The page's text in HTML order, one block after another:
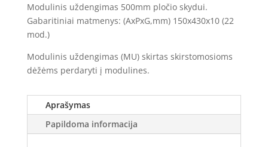
su
kiauryme
MU1505
(150x500mm)
Modulinis uždengimas 500mm pločio skydui.
Gabaritiniai matmenys: (AxPxG,mm) 150x430x10 (22
mod.)
Modulinis uždengimas (MU) skirtas skirstomosioms
dėžėms perdaryti į modulines.
Aprašymas
Papildoma informacija